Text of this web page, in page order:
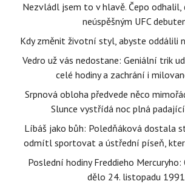
Nezvládl jsem to v hlavě. Čepo
neúspěšným UFC
Kdy změnit životní styl, abyste oddálili
Vedro už vás nedostane: Geniální trik
celé hodiny a zachrání i
Srpnová obloha předvede něco
Slunce vystřídá noc plná
Líbáš jako bůh: Poledňáková dostala
odmítl sportovat a ústřední píseň,
Poslední hodiny Freddieho Mercuryho:
dělo 24. listopadu 1991